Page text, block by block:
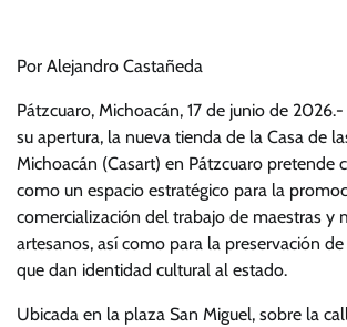
Por Alejandro Castañeda
Pátzcuaro, Michoacán, 17 de junio de
su apertura, la nueva tienda de la Casa de
Michoacán (Casart) en Pátzcuaro pretende
como un espacio estratégico para la
comercialización del trabajo de maestras y
artesanos, así como para la preservación
que dan identidad cultural al estado.
Ubicada en la plaza San Miguel, sobre la